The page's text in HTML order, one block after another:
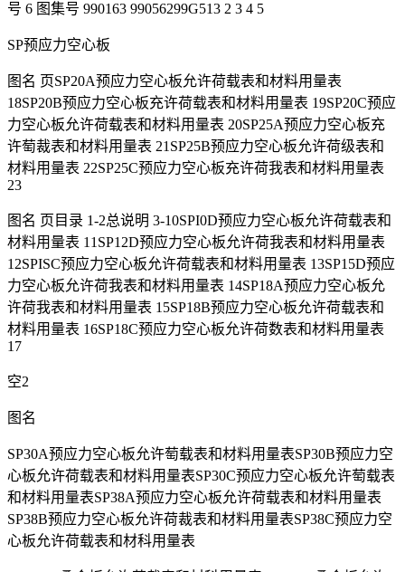
号 6 图集号 990163 99056299G513 2 3 4 5
SP预应力空心板
图名 页SP20A预应力空心板允许荷载表和材料用量表
18SP20B预应力空心板充许荷载表和材料用量表 19SP20C预应
力空心板允许荷载表和材料用量表 20SP25A预应力空心板充
许萄裁表和材料用量表 21SP25B预应力空心板允许荷级表和
材料用量表 22SP25C预应力空心板充许荷我表和材料用量表
23
图名 页目录 1-2总说明 3-10SPI0D预应力空心板允许荷载表和
材料用量表 11SP12D预应力空心板允许荷我表和材料用量表
12SPISC预应力空心板允许荷载表和材料用量表 13SP15D预应
力空心板允许荷我表和材料用量表 14SP18A预应力空心板允
许荷我表和材料用量表 15SP18B预应力空心板允许荷载表和
材料用量表 16SP18C预应力空心板允许荷数表和材料用量表
17
空2
图名
SP30A预应力空心板允许萄载表和材料用量表SP30B预应力空
心板允许荷载表和材料用量表SP30C预应力空心板允许萄载表
和材料用量表SP38A预应力空心板允许荷载表和材料用量表
SP38B预应力空心板允许荷裁表和材料用量表SP38C预应力空
心板允许荷载表和材科用量表